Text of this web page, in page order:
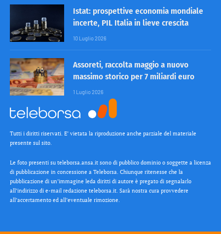
Istat: prospettive economia mondiale
incerte, PIL Italia in lieve crescita
10 Luglio 2026
Assoreti, raccolta maggio a nuovo
massimo storico per 7 miliardi euro
1 Luglio 2026
Tutti i diritti riservati. E’ vietata la riproduzione anche parziale del materiale
presente sul sito.
Le foto presenti su teleborsa.ansa.it sono di pubblico dominio o soggette a licenza
di pubblicazione in concessione a Teleborsa. Chiunque ritenesse che la
pubblicazione di un’immagine leda diritti di autore è pregato di segnalarlo
all’indirizzo di e-mail redazione teleborsa.it. Sarà nostra cura provvedere
all’accertamento ed all’eventuale rimozione.